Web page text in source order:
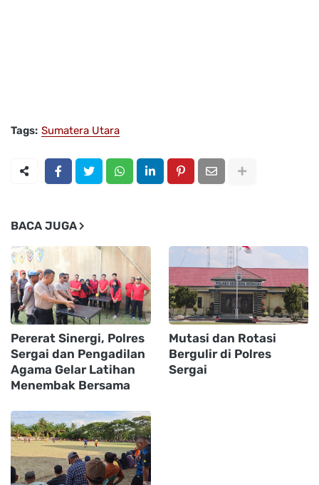
Tags: Sumatera Utara
BACA JUGA
Pererat Sinergi, Polres
Sergai dan Pengadilan
Agama Gelar Latihan
Menembak Bersama
Mutasi dan Rotasi
Bergulir di Polres
Sergai